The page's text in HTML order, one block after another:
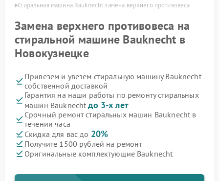
Стиральная машина Bauknecht замена верхнего противовеса
Замена верхнего противовеса на
стиральной машине Bauknecht в
Новокузнецке
Привезем и увезем стиральную машину Bauknecht
собственной доставкой
Гарантия на наши работы по ремонту стиральных
машин Bauknechtдо 3-х лет
Срочный ремонт стиральных машин Bauknecht в
течении часа
Скидка для вас до 20%
Получите 1500 рублей на ремонт
Оригинальные комплектующие Bauknecht